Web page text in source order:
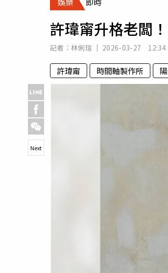
房
許瑋甯升格老闆
記者： 林俐瑄 2026-03-27 12:34
許瑋甯 時間軸製作所
Next